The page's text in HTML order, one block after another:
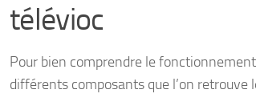
télévioc
Pour bien comprendre le
différents composants que l’on retrouve